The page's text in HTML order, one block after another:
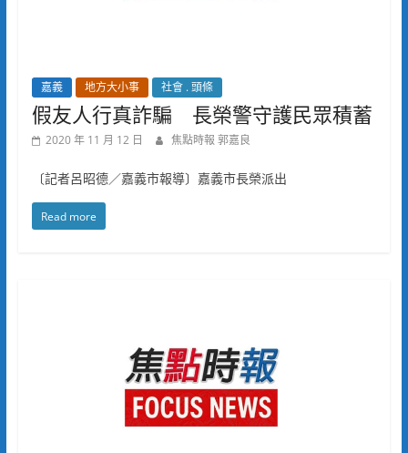
嘉義 地方大小事 社會 . 頭條
假友人行真詐騙 長榮警守護民眾積蓄
2020 年 11 月 12 日 焦點時報 郭嘉良
〔記者呂昭德／嘉義市報導〕嘉義市長榮派出
Read more